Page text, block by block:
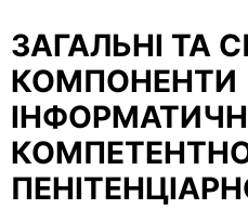
ЗАГАЛЬНІ ТА
КОМПОНЕНТИ